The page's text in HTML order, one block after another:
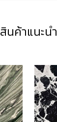
สินค้าแนะนำ